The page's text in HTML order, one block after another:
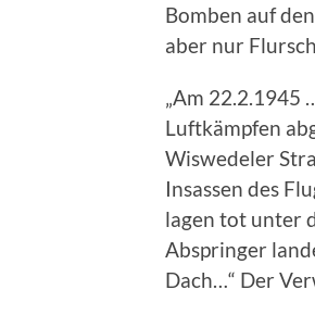
Bomben auf
aber nur
„Am
Luftkämpfen
Wiswedeler
Insassen des
lagen tot unter
Abspringer
Dach…“ Der